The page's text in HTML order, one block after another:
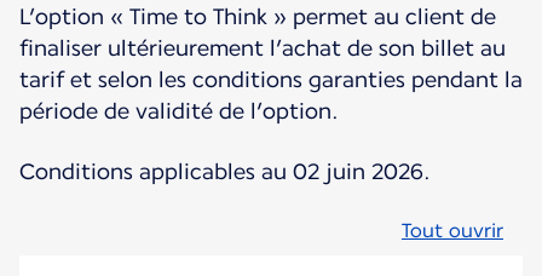
L’option « Time to Think » permet au client de
finaliser ultérieurement l’achat de son billet au
tarif et selon les conditions garanties pendant la
période de validité de l’option.
Conditions applicables au 02 juin 2026.
Tout ouvrir